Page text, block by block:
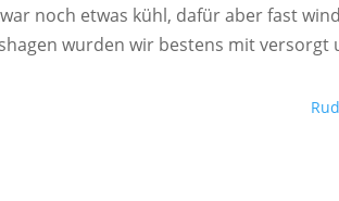
noch etwas kühl, dafür aber fast
wur­den wir bes­tens mit